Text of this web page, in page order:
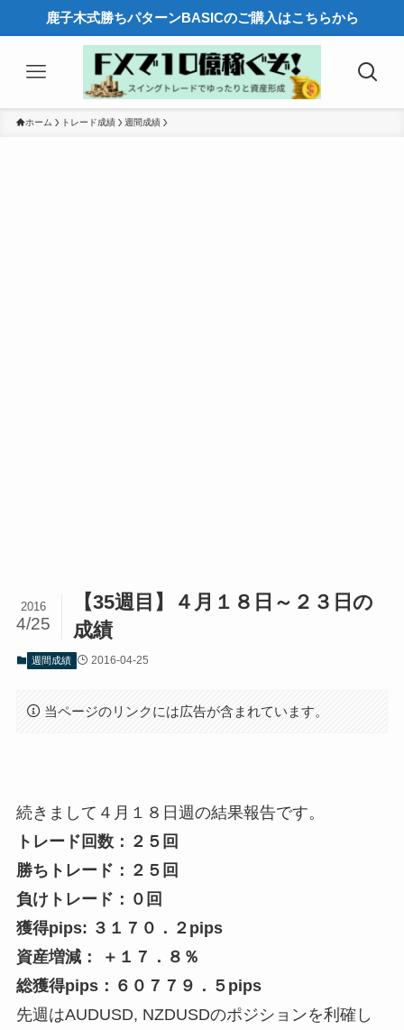
鹿子木式勝ちパターンBASICのご購入はこちらから
ホーム トレード成績 週間成績
【35週目】４月１８日～２３日の
成績
2016
4/25
週間成績 2016-04-25
当ページのリンクには広告が含まれています。
続きまして４月１８日週の結果報告です。
トレード回数：２５回
勝ちトレード：２５回
負けトレード：０回
獲得pips: ３１７０．２pips
資産増減： ＋１７．８％
総獲得pips：６０７７９．５pips
先週はAUDUSD, NZDUSDのポジションを利確し